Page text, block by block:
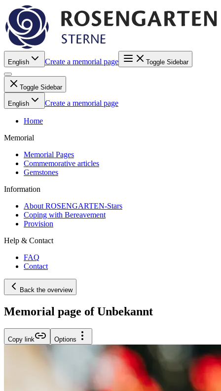
English Create a memorial page Toggle Sidebar
Toggle Sidebar
English Create a memorial page
Home
Memorial
Memorial Pages
Commemorative articles
Gemstones
Information
About ROSENGARTEN-Stars
Coping with Bereavement
Provision
Help & Contact
FAQ
Contact
Back the overview
Memorial page of Unbekannt
Copy link Options